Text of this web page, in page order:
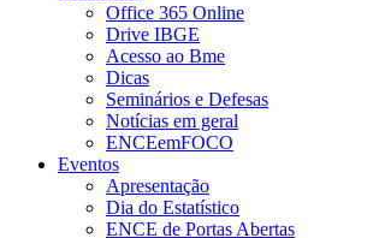
Office 365 Online
Drive IBGE
Acesso ao Bme
Dicas
Seminários e Defesas
Notícias em geral
ENCEemFOCO
Eventos
Apresentação
Dia do Estatístico
ENCE de Portas Abertas